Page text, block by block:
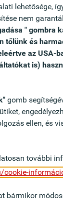
eine
einer
Sie keine
zum Aufbau
und kennen
wir als
Regionalbank
kontinuierlich
für unsere
lehetősége,
nem
" gombra
tőlünk és
az USA-
is)
gomb
ellen, és
további
cookie-
bármikor